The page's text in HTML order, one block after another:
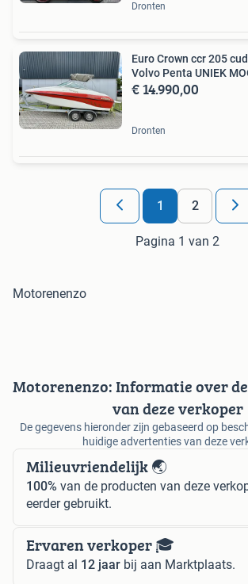
Dronten
Euro Crown ccr 205
Volvo Penta UNIEK
€ 14.990,00
Dronten
1 2
Pagina 1 van 2
Motorenenzo
Motorenenzo: Informatie over
van deze verkoper
De gegevens hieronder zijn gebaseerd op
huidige advertenties van deze
Milieuvriendelijk 🌏
100% van de producten van deze
eerder gebruikt.
Ervaren verkoper 🎓
Draagt al 12 jaar bij aan Marktplaats.